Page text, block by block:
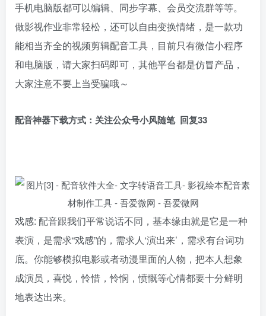
手机电脑版都可以编辑、同步字幕、会员交流群等等。
做影视作业非常轻松，还可以自由变换情绪，是一款功
能相当齐全的视频剪辑配音工具，目前只有微信小程序
和电脑版，请大家扫码即可，其他平台都是仿冒产品，
大家注意不要上当受骗哦～
配音神器下载方式：关注公众号小风随笔 回复33
戏感: 配音跟我们平常说话不同，基本缘由就是它是一种
表演，是需求“戏感”的，需求人‘演出来’，需求有台词功
底。你能够模拟电影或者动漫里面的人物，把本人想象
成演员，喜悦，怜惜，怜悯，愤慨等心情都要十分鲜明
地表达出来。